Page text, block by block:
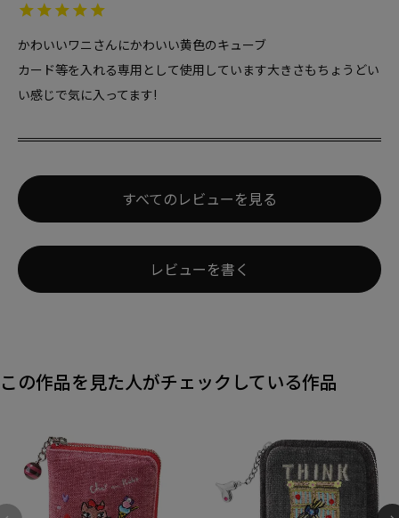
かわいいワニさんにかわいい黄色のキューブ
カード等を入れる専用として使用しています大きさもちょうどい
い感じで気に入ってます!
すべてのレビューを見る
レビューを書く
この作品を見た人がチェックしている作品